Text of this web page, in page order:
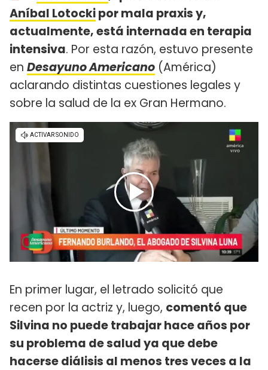
Aníbal Lotockipor mala praxis y,
actualmente, está internada en terapia
intensiva. Por esta razón, estuvo presente
en Desayuno Americano (América)
aclarando distintas cuestiones legales y
sobre la salud de la ex Gran Hermano.
En primer lugar, el letrado solicitó que
recen por la actriz y, luego, comentó que
Silvina no puede trabajar hace años por
su problema de salud ya que debe
hacerse diálisis al menos tres veces a la